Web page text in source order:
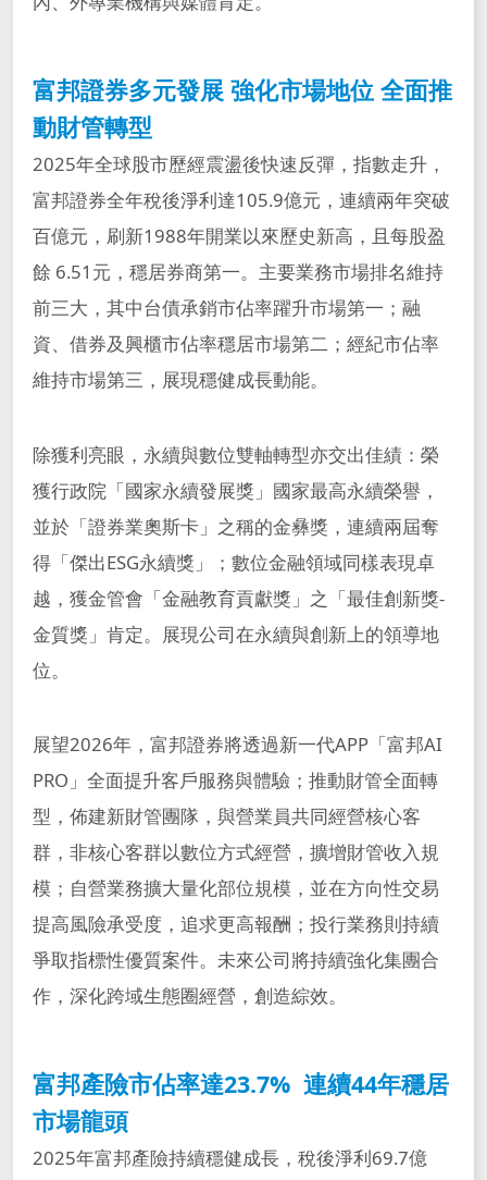
富邦證券多元發展 強化市場地位 全面推
動財管轉型
2025年全球股市歷經震盪後快速反彈，指數走升，
富邦證券全年稅後淨利達105.9億元，連續兩年突破
百億元，刷新1988年開業以來歷史新高，且每股盈
餘 6.51元，穩居券商第一。主要業務市場排名維持
前三大，其中台債承銷市佔率躍升市場第一；融
資、借券及興櫃市佔率穩居市場第二；經紀市佔率
維持市場第三，展現穩健成長動能。
除獲利亮眼，永續與數位雙軸轉型亦交出佳績：榮
獲行政院「國家永續發展獎」國家最高永續榮譽，
並於「證券業奧斯卡」之稱的金彝獎，連續兩屆奪
得「傑出ESG永續獎」；數位金融領域同樣表現卓
越，獲金管會「金融教育貢獻獎」之「最佳創新獎-
金質獎」肯定。展現公司在永續與創新上的領導地
位。
展望2026年，富邦證券將透過新一代APP「富邦AI
PRO」全面提升客戶服務與體驗；推動財管全面轉
型，佈建新財管團隊，與營業員共同經營核心客
群，非核心客群以數位方式經營，擴增財管收入規
模；自營業務擴大量化部位規模，並在方向性交易
提高風險承受度，追求更高報酬；投行業務則持續
爭取指標性優質案件。未來公司將持續強化集團合
作，深化跨域生態圈經營，創造綜效。
富邦產險市佔率達23.7% 連續44年穩居
市場龍頭
2025年富邦產險持續穩健成長，稅後淨利69.7億